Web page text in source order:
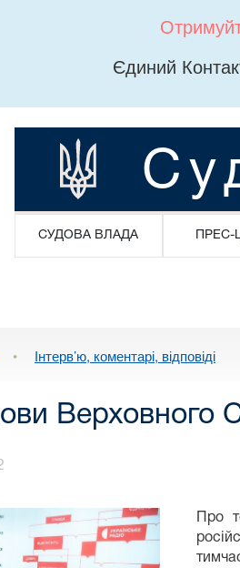
Єдиний
СУДОВА ВЛАДА ПРЕС-
• Інтерв’ю, коментарі, відповіді
Верховного
Про